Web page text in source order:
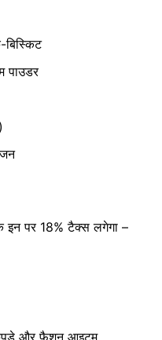
पाउडर
इन पर 18% टैक्स लगेगा –